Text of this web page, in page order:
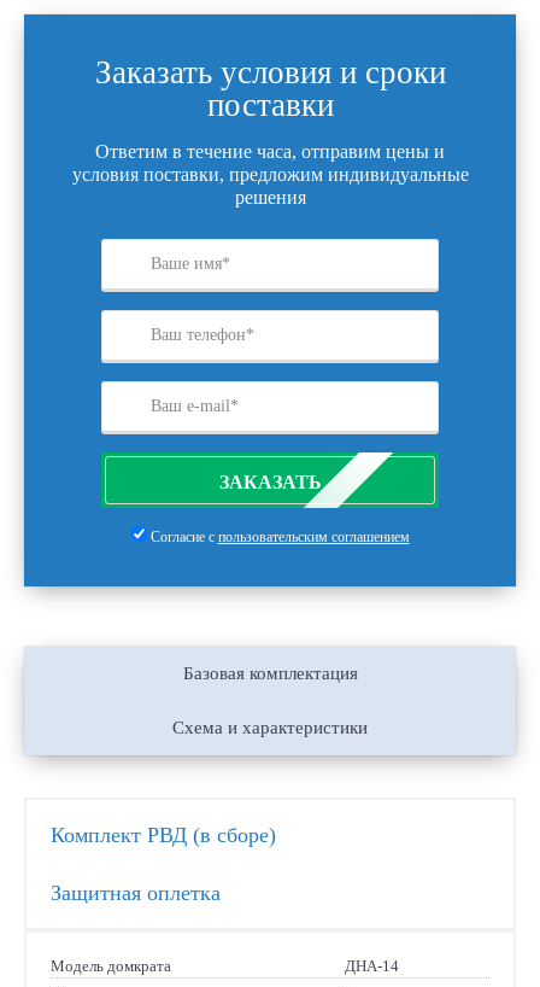
Заказать условия и сроки
поставки
Ответим в течение часа, отправим цены и
условия поставки, предложим индивидуальные
решения
ЗАКАЗАТЬ
Согласие с пользовательским соглашением
Базовая комплектация
Схема и характеристики
Комплект РВД (в сборе)
Защитная оплетка
Модель домкрата
ДНА-14